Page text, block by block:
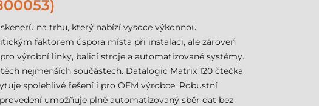
na trhu, který nabízí vysoce výkonnou
faktorem úspora místa při instalaci, ale zároveň
výrobní linky, balicí stroje a automatizované systémy.
nejmenších součástech. Datalogic Matrix 120 čtečka
spolehlivé řešení i pro OEM výrobce. Robustní
umožňuje plně automatizovaný sběr dat bez